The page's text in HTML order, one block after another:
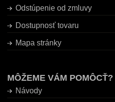
Odstúpenie od zmluvy
Dostupnosť tovaru
Mapa stránky
MÔŽEME VÁM POMÔCŤ?
Návody